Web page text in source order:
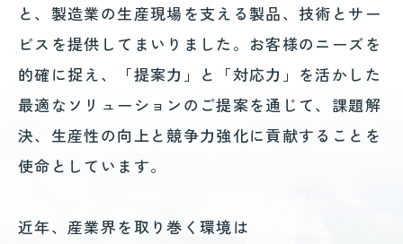
と、製造業の生産現場を支える製品、技術とサー
ビスを提供してまいりました。 お客様のニーズを
的確に捉え、「提案力」と「対応力」を活かした
最適なソリューションのご提案を通じて、課題解
決、生産性の向上と競争力強化に貢献することを
使命としています。
近年、産業界を取り巻く環境は